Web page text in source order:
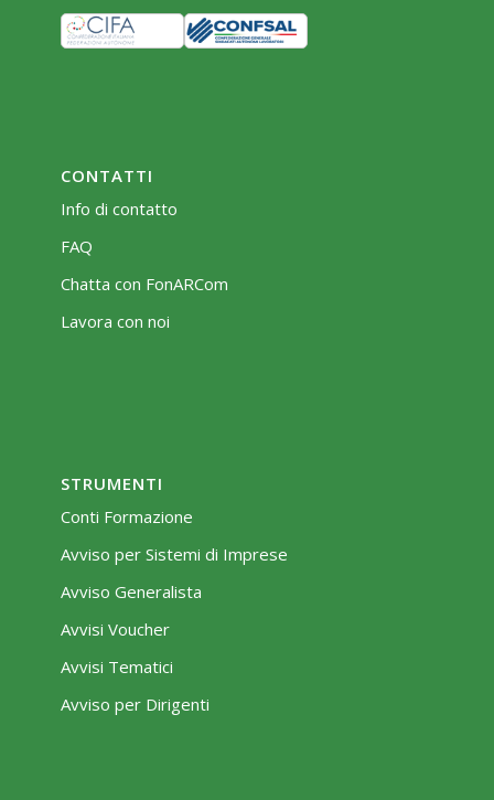
CONTATTI
Info di contatto
FAQ
Chatta con FonARCom
Lavora con noi
STRUMENTI
Conti Formazione
Avviso per Sistemi di Imprese
Avviso Generalista
Avvisi Voucher
Avvisi Tematici
Avviso per Dirigenti